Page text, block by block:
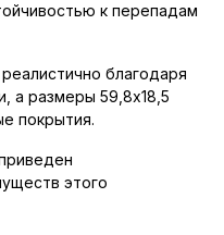
к перепадам
благодаря
а размеры 59,8x18,5
покрытия.
этого